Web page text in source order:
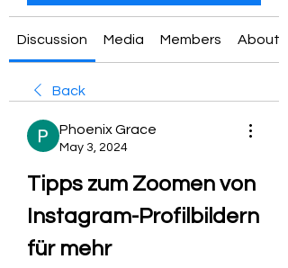
Discussion Media Members About
Back
Phoenix Grace
May 3, 2024
Tipps zum Zoomen von
Instagram-Profilbildern
für mehr